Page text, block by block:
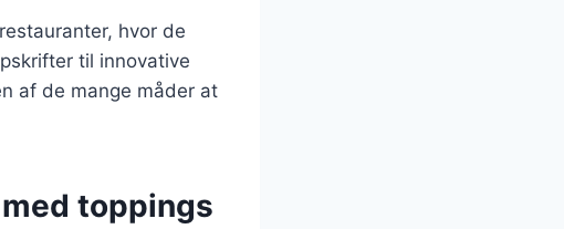
hvor de
til innovative
af de mange måder at
toppings